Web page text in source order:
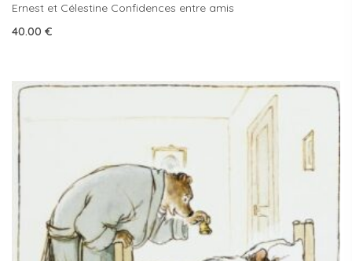
Ernest et Célestine Confidences entre amis
40.00 €